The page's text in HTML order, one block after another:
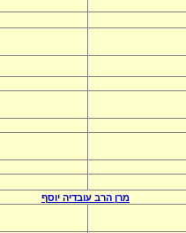
מרן הרב עובדיה יוסף